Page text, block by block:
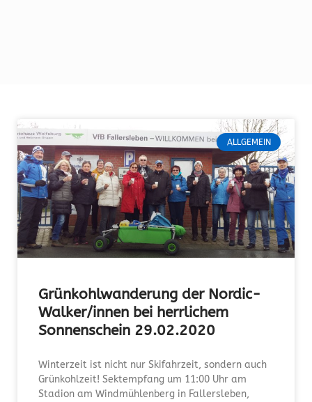
ALLGEMEIN
Grünkohlwanderung der Nordic-
Walker/innen bei herrlichem
Sonnenschein 29.02.2020
Winterzeit ist nicht nur Skifahrzeit, sondern auch
Grünkohlzeit! Sektempfang um 11:00 Uhr am
Stadion am Windmühlenberg in Fallersleben,